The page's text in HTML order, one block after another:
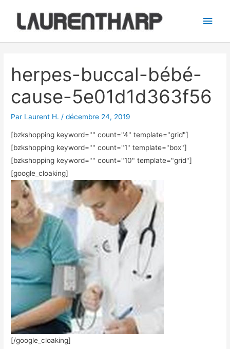
contenu
herpes-buccal-bébé-
cause-5e01d1d363f56
Par Laurent H. /décembre 24, 2019
[bzkshopping keyword="" count="4" template="grid"]
[bzkshopping keyword="" count="1" template="box"]
[bzkshopping keyword="" count="10" template="grid"]
[google_cloaking]
[/google_cloaking]
articles